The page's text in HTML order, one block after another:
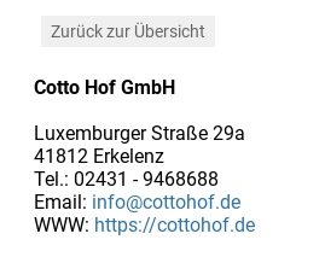
Zurück zur Übersicht
Cotto Hof GmbH
Luxemburger Straße 29a
41812 Erkelenz
Tel.: 02431 - 9468688
Email: info@cottohof.de
WWW: https://cottohof.de